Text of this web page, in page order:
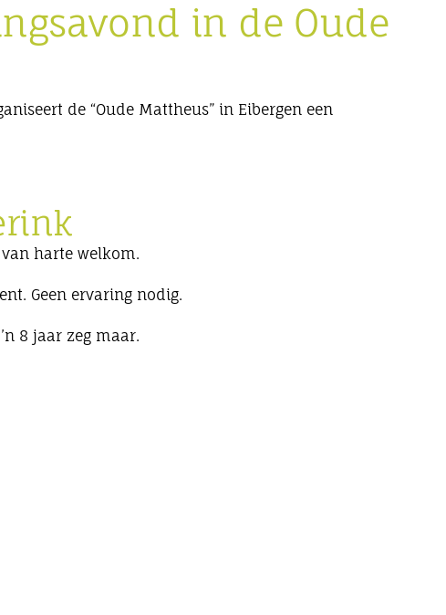
in de Oude
de “Oude Mattheus” in Eibergen een
harte welkom.
Geen ervaring nodig.
8 jaar zeg maar.